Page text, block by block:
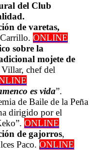
del Club
de varetas,
ONLINE
sobre la
mojete de
chef del
es vida”.
de Baile de la Peña
dirigido por el
ONLINE
de gajorros,
Paco. ONLINE